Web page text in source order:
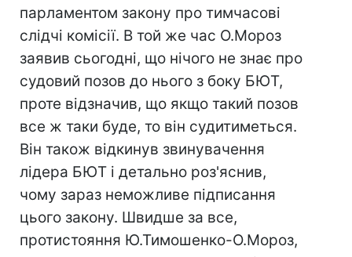
парламентом закону про тимчасові
слідчі комісії. В той же час О.Мороз
заявив сьогодні, що нічого не знає про
судовий позов до нього з боку БЮТ,
проте відзначив, що якщо такий позов
все ж таки буде, то він судитиметься.
Він також відкинув звинувачення
лідера БЮТ і детально роз'яснив,
чому зараз неможливе підписання
цього закону. Швидше за все,
протистояння Ю.Тимошенко-О.Мороз,